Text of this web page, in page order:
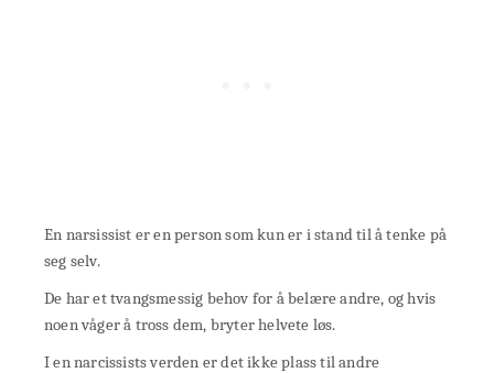
En narsissist er en person som kun er i stand til å tenke på
seg selv.
De har et tvangsmessig behov for å belære andre, og hvis
noen våger å tross dem, bryter helvete løs.
I en narcissists verden er det ikke plass til andre